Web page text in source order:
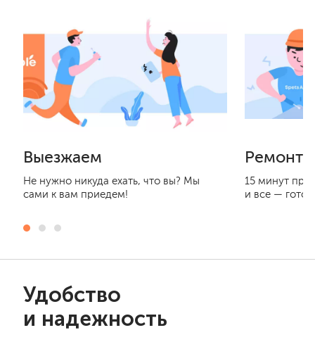
Выезжаем
Не нужно никуда ехать, что вы? Мы
сами к вам приедем!
15 минут
и все —
Удобство
и надежность